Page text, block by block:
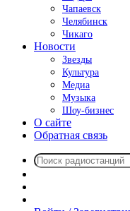
Чапаевск
Челябинск
Чикаго
Новости
Звезды
Культура
Медиа
Музыка
Шоу-бизнес
О сайте
Обратная связь